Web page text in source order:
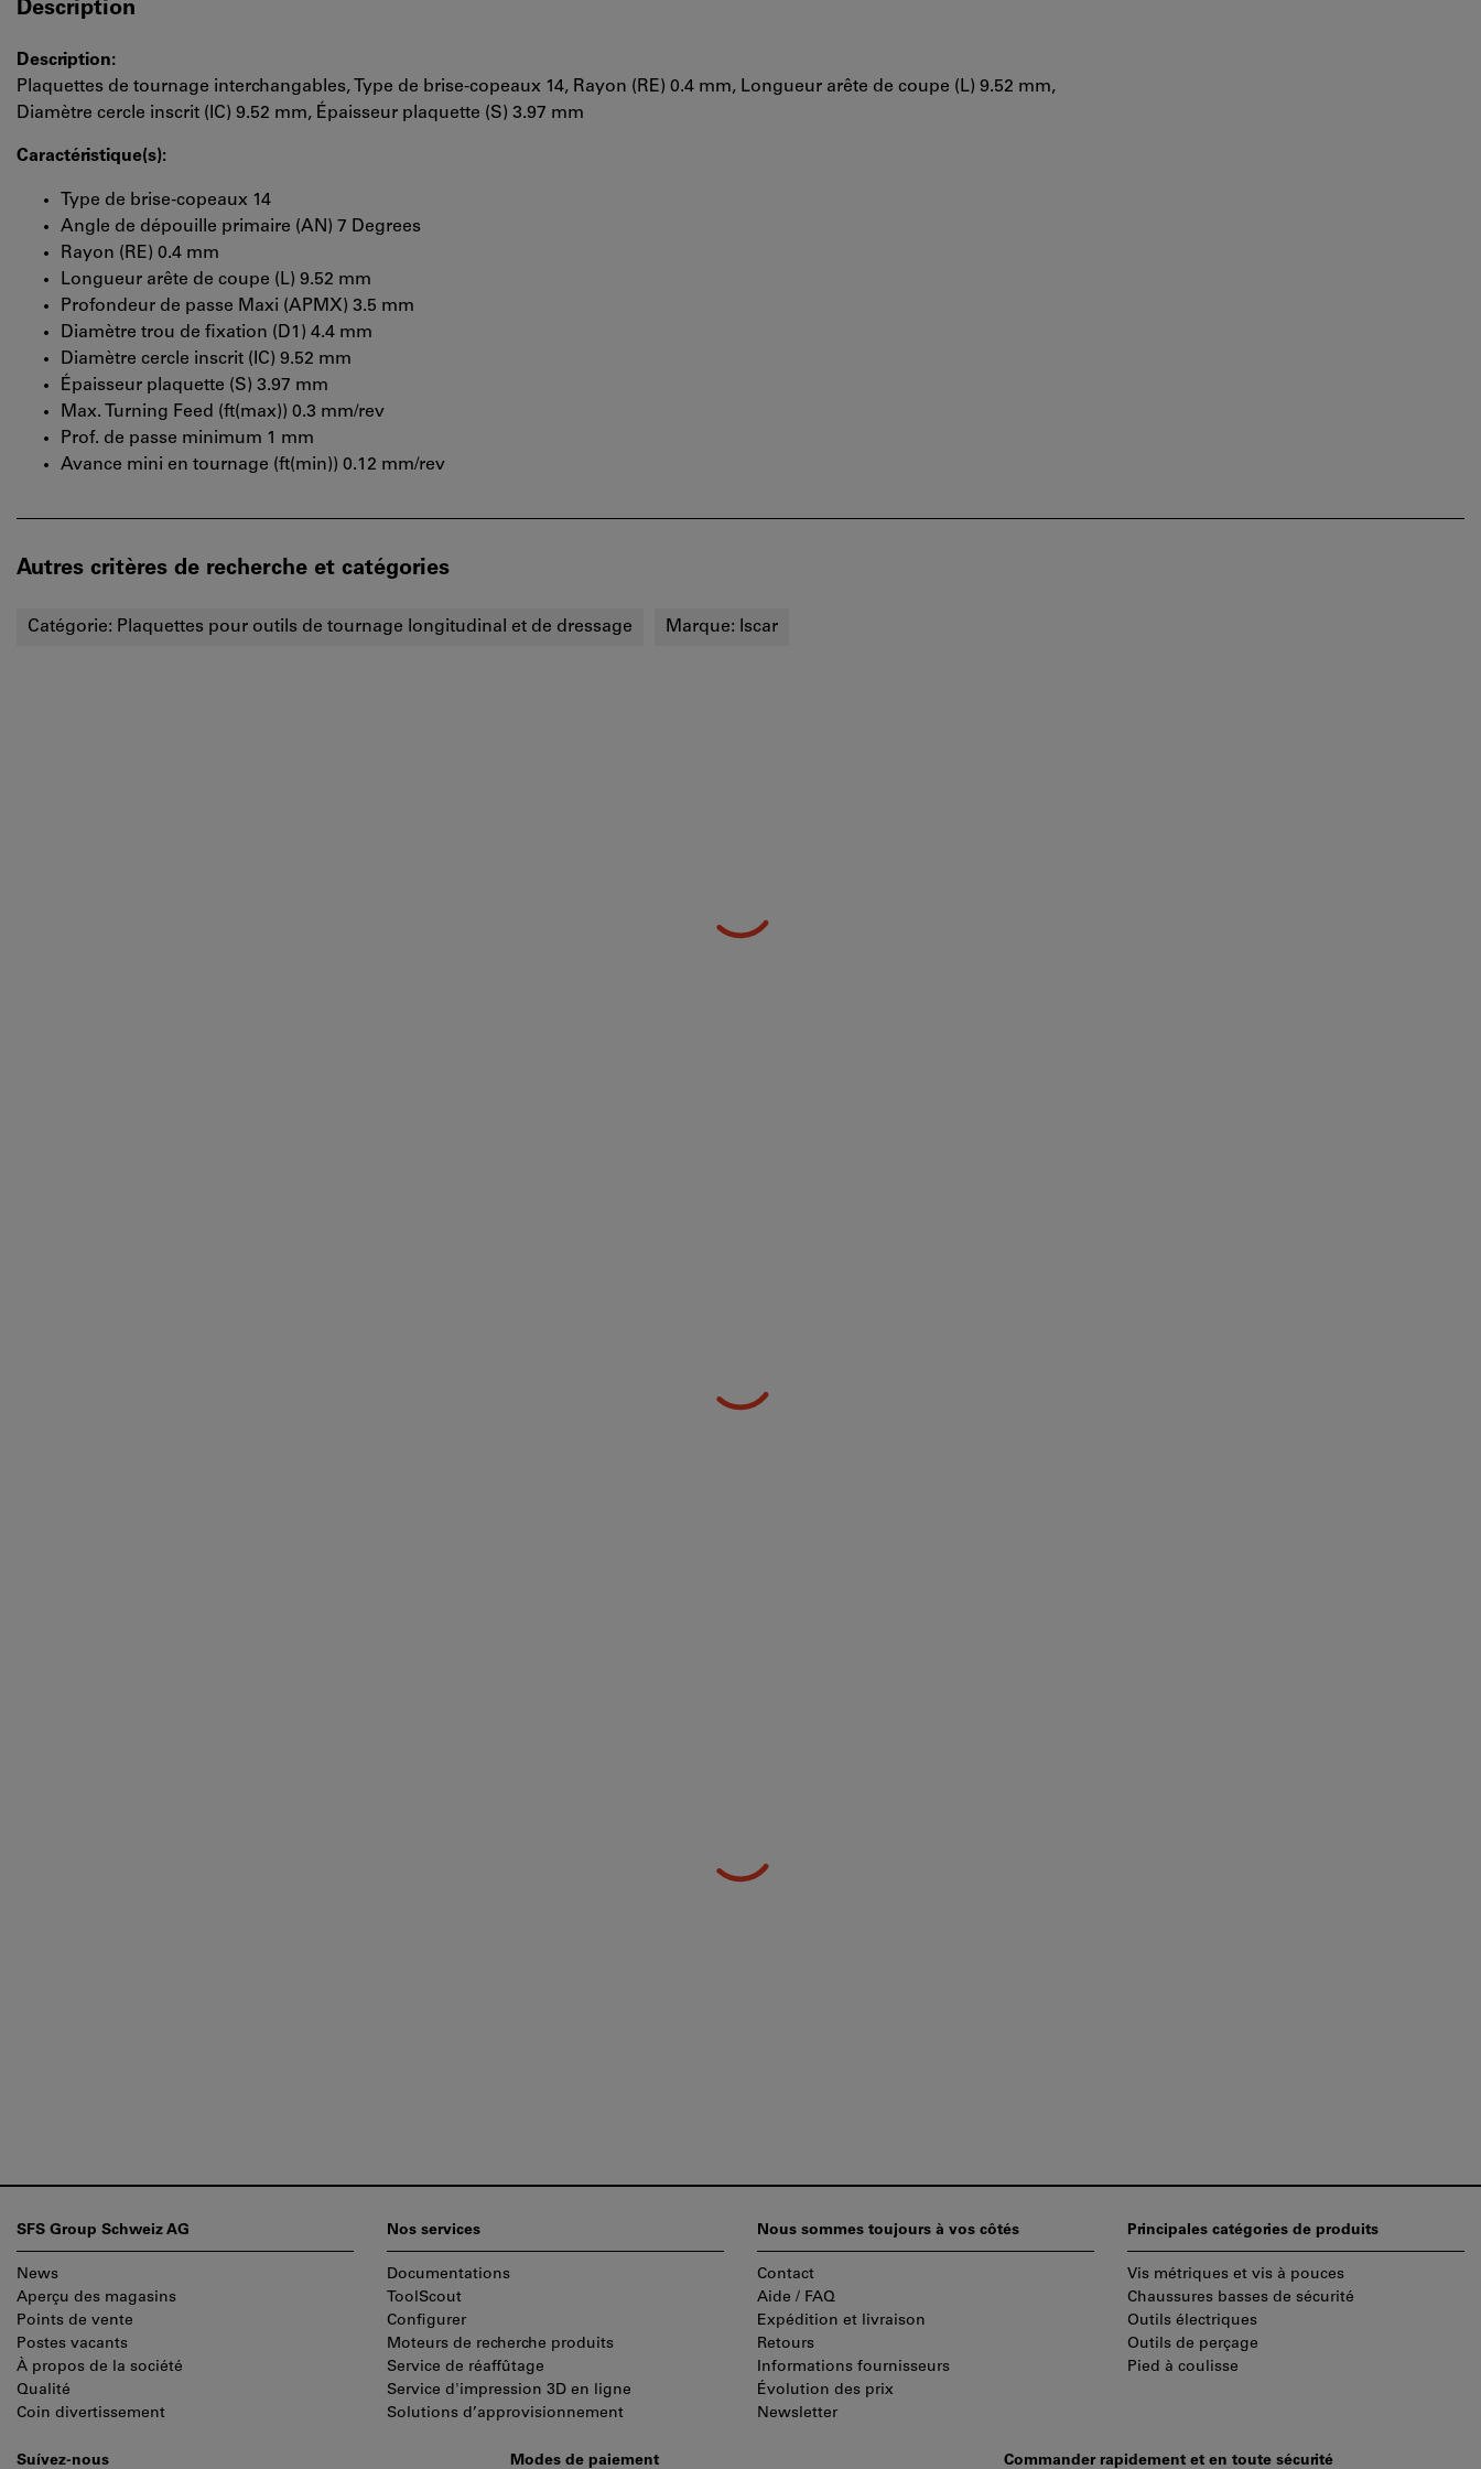
Description
Description:
Plaquettes de tournage interchangables, Type de brise-copeaux 14, Rayon (RE) 0.4 mm, Longueur arête de coupe (L) 9.52 mm,
Diamètre cercle inscrit (IC) 9.52 mm, Épaisseur plaquette (S) 3.97 mm
Caractéristique(s):
Type de brise-copeaux 14
Angle de dépouille primaire (AN) 7 Degrees
Rayon (RE) 0.4 mm
Longueur arête de coupe (L) 9.52 mm
Profondeur de passe Maxi (APMX) 3.5 mm
Diamètre trou de fixation (D1) 4.4 mm
Diamètre cercle inscrit (IC) 9.52 mm
Épaisseur plaquette (S) 3.97 mm
Max. Turning Feed (ft(max)) 0.3 mm/rev
Prof. de passe minimum 1 mm
Avance mini en tournage (ft(min)) 0.12 mm/rev
Autres critères de recherche et catégories
Catégorie: Plaquettes pour outils de tournage longitudinal et de dressage Marque: Iscar
de
page
SFS Group Schweiz AG
News
Aperçu des magasins
Points de vente
Postes vacants
À propos de la société
Qualité
Coin divertissement
Nos services
Documentations
ToolScout
Configurer
Moteurs de recherche produits
Service de réaffûtage
Service d'impression 3D en ligne
Solutions d’approvisionnement
Nous sommes toujours à vos côtés
Contact
Aide / FAQ
Expédition et livraison
Retours
Informations fournisseurs
Évolution des prix
Newsletter
Principales catégories de produits
Vis métriques et vis à pouces
Chaussures basses de sécurité
Outils électriques
Outils de perçage
Pied à coulisse
Suívez-nous Modes de paiement Commander rapidement et en toute sécurité